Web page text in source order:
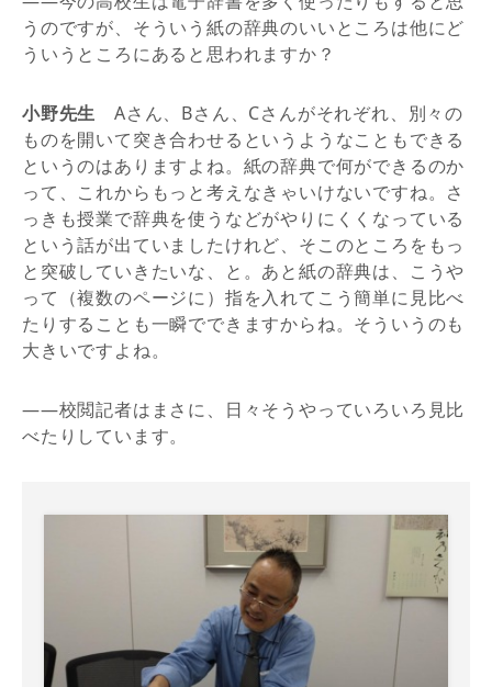
うのですが、そういう紙の辞典のいいところは他にど
ういうところにあると思われますか？
小野先生 Aさん、Bさん、Cさんがそれぞれ、別々の
ものを開いて突き合わせるというようなこともできる
というのはありますよね。紙の辞典で何ができるのか
って、これからもっと考えなきゃいけないですね。さ
っきも授業で辞典を使うなどがやりにくくなっている
という話が出ていましたけれど、そこのところをもっ
と突破していきたいな、と。あと紙の辞典は、こうや
って（複数のページに）指を入れてこう簡単に見比べ
たりすることも一瞬でできますからね。そういうのも
大きいですよね。
――校閲記者はまさに、日々そうやっていろいろ見比
べたりしています。